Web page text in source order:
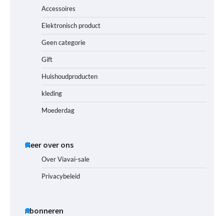
Accessoires
Elektronisch product
Geen categorie
Gift
Huishoudproducten
kleding
Moederdag
Meer over ons
Over Viavai-sale
Privacybeleid
Abonneren